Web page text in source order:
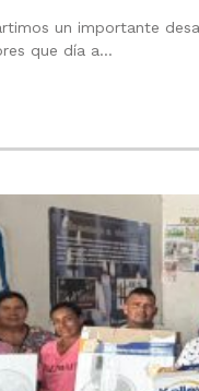
un importante
que día a…